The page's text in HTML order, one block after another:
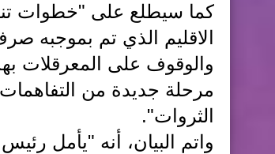
كما سيطلع على "خطوات
الاقليم الذي تم بموجبه
والوقوف على المعرقلات
مرحلة جديدة من
الثروات".
واتم البيان، أنه "يأمل